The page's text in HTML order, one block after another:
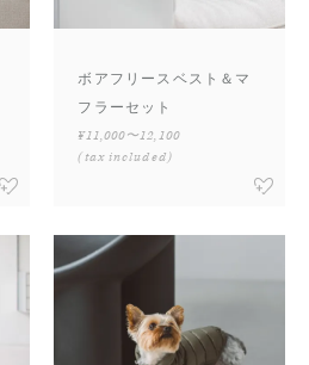
ボアフリースベスト＆マ
フラーセット
¥11,000〜12,100
(tax included)